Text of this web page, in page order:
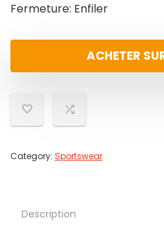
Fermeture: Enfiler
ACHETER
Category: Sportswear
Description